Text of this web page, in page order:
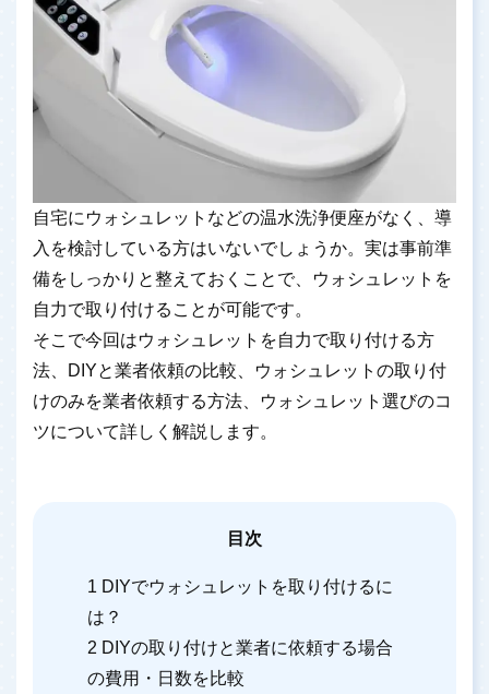
自宅にウォシュレットなどの温水洗浄便座がなく、導
入を検討している方はいないでしょうか。実は事前準
備をしっかりと整えておくことで、ウォシュレットを
自力で取り付けることが可能です。
そこで今回はウォシュレットを自力で取り付ける方
法、DIYと業者依頼の比較、ウォシュレットの取り付
けのみを業者依頼する方法、ウォシュレット選びのコ
ツについて詳しく解説します。
目次
1 DIYでウォシュレットを取り付けるに
は？
2 DIYの取り付けと業者に依頼する場合
の費用・日数を比較